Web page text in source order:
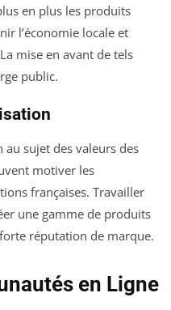
en plus les produits
l’économie locale et
mise en avant de tels
public.
au sujet des valeurs des
motiver les
françaises. Travailler
une gamme de produits
réputation de marque.
en Ligne